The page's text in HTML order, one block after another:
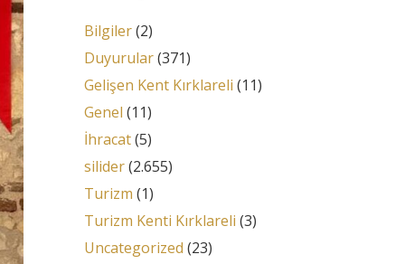
Bilgiler(2)
Duyurular(371)
Gelişen Kent Kırklareli (11)
Genel (11)
İhracat(5)
silider(2.655)
Turizm (1)
Turizm Kenti Kırklareli (3)
Uncategorized (23)